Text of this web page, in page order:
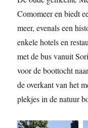
Comomeer en biedt
meer, evenals een
enkele hotels en
met de bus vanuit
voor de boottocht
de overkant van het
plekjes in de natuur